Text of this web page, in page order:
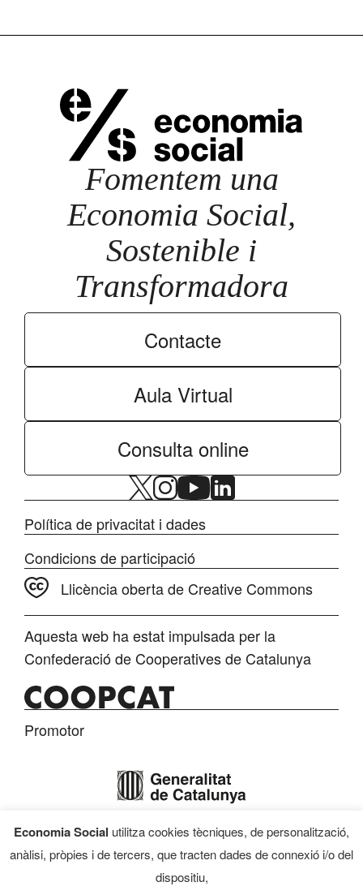
Fomentem una
Economia Social,
Sostenible i
Transformadora
Contacte
Aula Virtual
Consulta online
Política de privacitat i dades
Condicions de participació
Llicència oberta de Creative Commons
Aquesta web ha estat impulsada per la
Confederació de Cooperatives de Catalunya
Promotor
Finançament
Economia Social utilitza cookies tècniques, de personalització,
anàlisi, pròpies i de tercers, que tracten dades de connexió i/o del
dispositiu,